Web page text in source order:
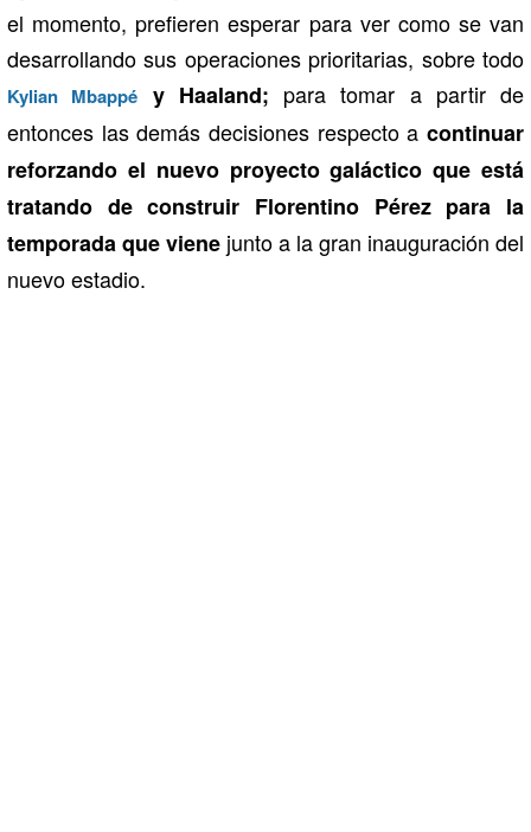
el momento, prefieren esperar para ver como se van
desarrollando sus operaciones prioritarias, sobre todo
Kylian Mbappé y Haaland; para tomar a partir de
entonces las demás decisiones respecto a continuar
reforzando el nuevo proyecto galáctico que está
tratando de construir Florentino Pérez para la
temporada que viene junto a la gran inauguración del
nuevo estadio.